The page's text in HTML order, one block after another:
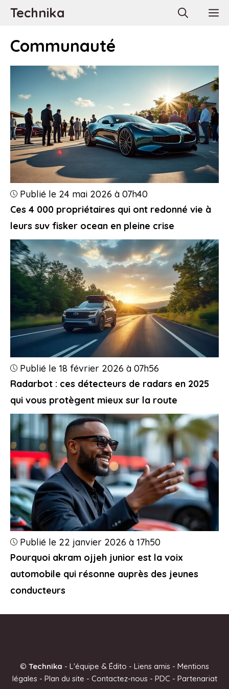
AllerTechnika
Communauté
Ces 4 000 propriétaires qui ont redonné vie à
leurs suv fisker ocean en pleine crise
Publié le 24 mai 2026 à 07h40
Radarbot : ces détecteurs de radars en 2025
qui vous protègent mieux sur la route
Publié le 18 février 2026 à 07h56
Pourquoi akram ojjeh junior est la voix
automobile qui résonne auprès des jeunes
conducteurs
Publié le 22 janvier 2026 à 17h50
© Technika - L'équipe & Édito - Liens amis - Mentions
légales- Plan du site - Contactez-nous- PDC - Partenariat